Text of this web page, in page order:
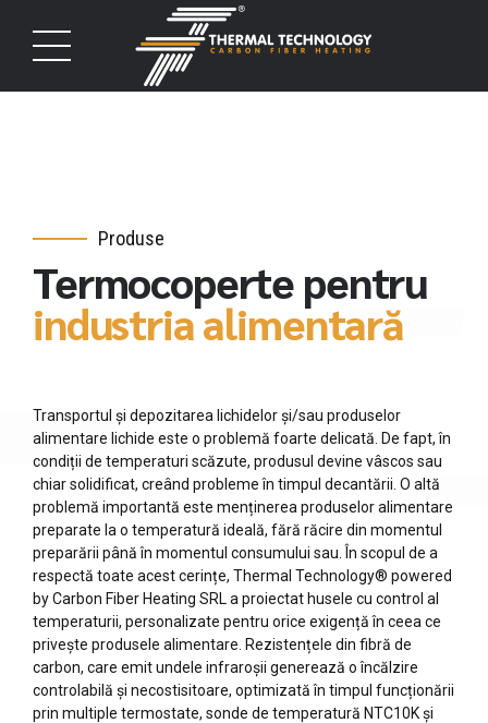
Produse
Termocoperte pentru
industria alimentară
Transportul și depozitarea lichidelor și/sau produselor
alimentare lichide este o problemă foarte delicată. De fapt, în
condiții de temperaturi scăzute, produsul devine vâscos sau
chiar solidificat, creând probleme în timpul decantării. O altă
problemă importantă este menținerea produselor alimentare
preparate la o temperatură ideală, fără răcire din momentul
preparării până în momentul consumului sau. În scopul de a
respectă toate acest cerințe, Thermal Technology® powered
by Carbon Fiber Heating SRL a proiectat husele cu control al
temperaturii, personalizate pentru orice exigență în ceea ce
privește produsele alimentare. Rezistențele din fibră de
carbon, care emit undele infraroșii generează o încălzire
controlabilă și necostisitoare, optimizată în timpul funcționării
prin multiple termostate, sonde de temperatură NTC10K și